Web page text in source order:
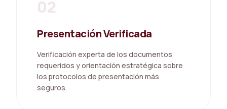
02
Presentación Verificada
Verificación experta de los documentos
requeridos y orientación estratégica sobre
los protocolos de presentación más
seguros.